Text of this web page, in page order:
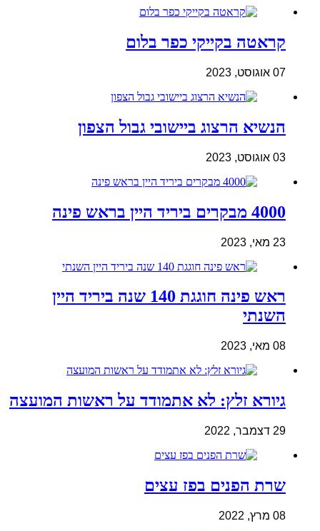
קראטה בקייקי כפר בלום
07 אוגוסט, 2023
הנשיא הרצוג ביישובי גבול הצפון
03 אוגוסט, 2023
4000 מבקרים ביריד היין בראש פינה
23 מאי, 2023
ראש פינה חוגגת 140 שנה ביריד היין
השנתי
08 מאי, 2023
גיורא זלץ: לא אתמודד על ראשות המועצה
29 דצמבר, 2022
שרת הפנים בפז עצים
08 מרץ, 2022